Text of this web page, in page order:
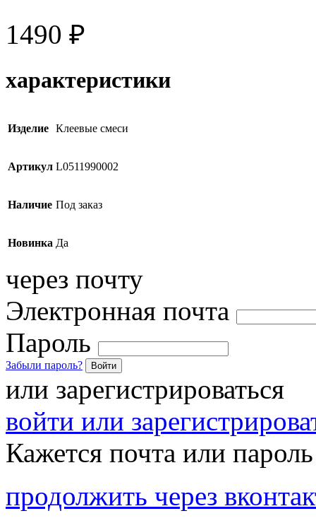
1490 ₽
характеристики
Изделие Клеевые смеси
Артикул L0511990002
Наличие Под заказ
Новинка Да
через почту
Электронная почта
Пароль
Забыли пароль? Войти
или зарегистрироваться
войти или
Кажется почта или
продолжить через